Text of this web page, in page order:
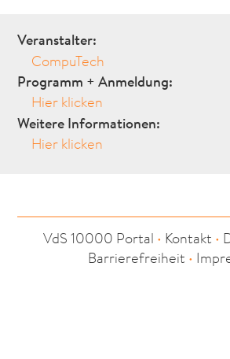
Veranstalter:
CompuTech
Programm + Anmeldung:
Hier klicken
Weitere Informationen:
Hier klicken
VdS 10000 Portal • Kontakt •
Barrierefreiheit •